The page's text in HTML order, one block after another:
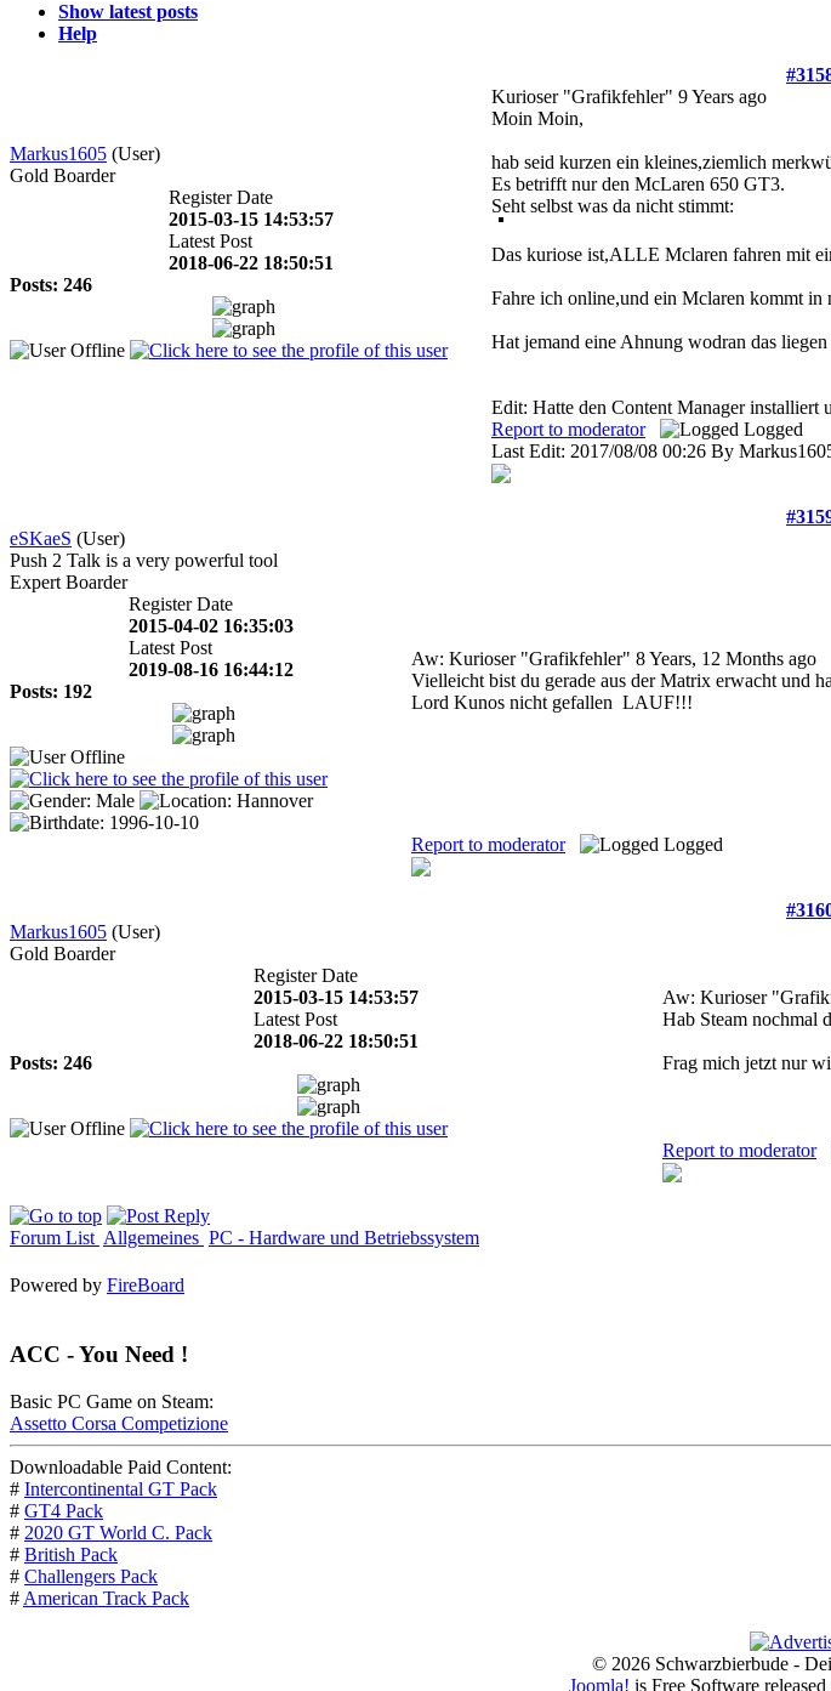
Show latest posts
Help
Markus1605 (User)
Gold Boarder
Register Date
2015-03-15 14:53:57
Latest Post
2018-06-22 18:50:51
Posts: 246
Kurioser "Grafikfehler" 9 Years ago
Moin Moin,
hab seid kurzen ein kleines,ziemlich
Es betrifft nur den McLaren 650 GT3.
Seht selbst was da nicht stimmt:
Das kuriose ist,ALLE Mclaren fahren mit
Fahre ich online,und ein Mclaren kommt in
Hat jemand eine Ahnung wodran das
Edit: Hatte den Content Manager installiert
Report to moderator
Logged
Last Edit: 2017/08/08 00:26 By
eSKaeS (User)
Push 2 Talk is a very powerful tool
Expert Boarder
Register Date
2015-04-02 16:35:03
Latest Post
2019-08-16 16:44:12
Posts: 192
Aw: Kurioser "Grafikfehler" 8 Years, 12 Months ago
Vielleicht bist du gerade aus der Matrix erwacht und
Lord Kunos nicht gefallen LAUF!!!
Report to moderator Logged
Markus1605 (User)
Gold Boarder
Register Date
2015-03-15 14:53:57
Latest Post
2018-06-22 18:50:51
Posts: 246
Aw: Kurioser
Hab Steam nochmal
Frag mich jetzt nur
Report to moderator
Forum List Allgemeines PC - Hardware und Betriebssystem
Powered by FireBoard
ACC - You Need !
Basic PC Game on Steam:
Assetto Corsa Competizione
Downloadable Paid Content:
# Intercontinental GT Pack
# GT4 Pack
# 2020 GT World C. Pack
# British Pack
# Challengers Pack
# American Track Pack
© 2026 Schwarzbierbude -
Joomla! is Free Software